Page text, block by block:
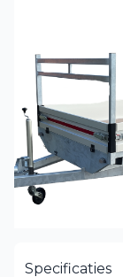
Specificaties